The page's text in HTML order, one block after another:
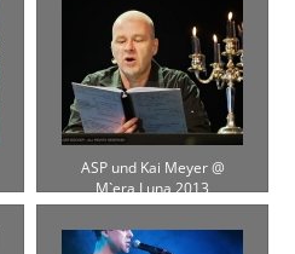
ASP und Kai Meyer @
M`era Luna 2013